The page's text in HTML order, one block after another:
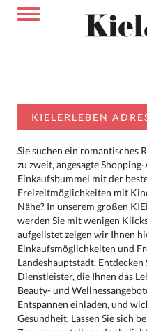
KIELERLEBEN
Sie suchen ein romantisches
zu zweit, angesagte
Einkaufsbummel mit der
Freizeitmöglichkeiten mit
Nähe? In unserem großen
werden Sie mit wenigen
aufgelistet zeigen wir Ihnen
Einkaufsmöglichkeiten und
Landeshauptstadt.
Dienstleister, die Ihnen das
Beauty- und
Entspannen einladen, und
Gesundheit. Lassen Sie sich